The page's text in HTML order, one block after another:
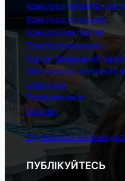
Конкурси талантів
Конкурси педагогів
Конкурсний портал
Творчі оголошення
Курси підвищення
Міжнародна асоціація
конкурсів
Повідомлення
Каталог
Підпишіться на
ПУБЛІКУЙТЕСЬ